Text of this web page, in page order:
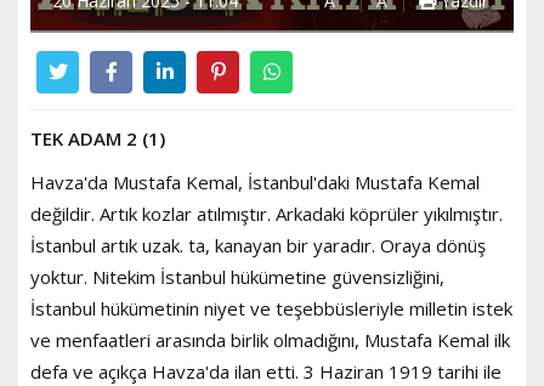
TEK ADAM 2 (1)
Havza'da Mustafa Kemal, İstanbul'daki Mustafa Kemal
değildir. Artık kozlar atılmıştır. Arkadaki köprüler yıkılmıştır.
İstanbul artık uzak. ta, kanayan bir yaradır. Oraya dönüş
yoktur. Nitekim İstanbul hükümetine güvensizliğini,
İstanbul hükümetinin niyet ve teşebbüsleriyle milletin istek
ve menfaatleri arasında birlik olmadığını, Mustafa Kemal ilk
defa ve açıkça Havza'da ilan etti. 3 Haziran 1919 tarihi ile